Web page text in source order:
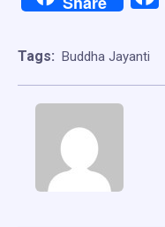
Tags: Buddha Jayanti